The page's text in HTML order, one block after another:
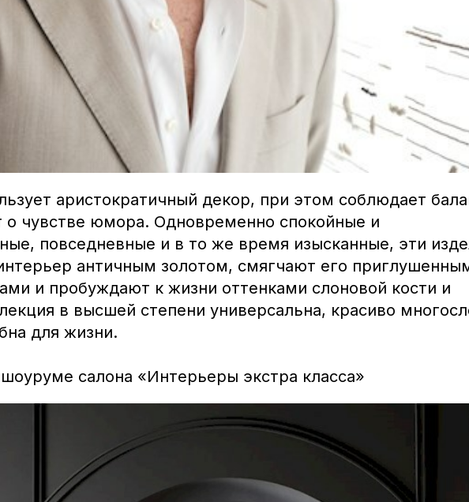
аристократичный декор, при этом соблюдает
о чувстве юмора. Одновременно спокойные и
повседневные и в то же время изысканные, эти
античным золотом, смягчают его
и пробуждают к жизни оттенками слоновой кости и
в высшей степени универсальна, красиво
для жизни.
салона «Интерьеры экстра класса»